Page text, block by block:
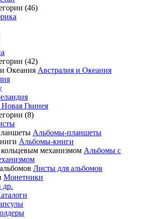
(46)
(42)
Австралия и Океания
Гвинея
(8)
Альбомы-планшеты
Альбомы-книги
Альбомы с
Листы для альбомов
Монетники
др.